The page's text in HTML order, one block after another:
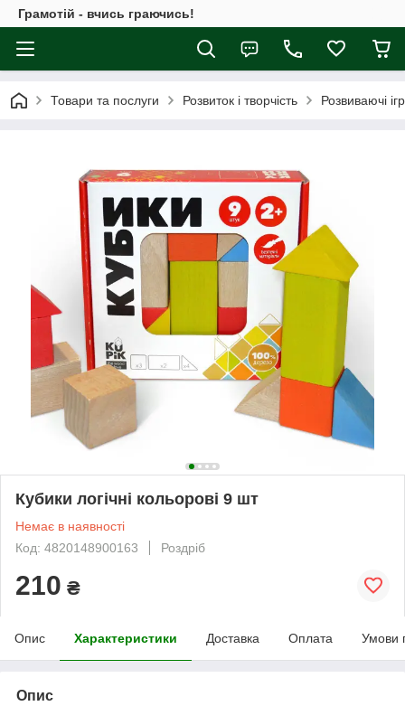
Грамотій - вчись граючись!
Товари та послуги Розвиток і творчість Розвиваючі
Кубики логічні кольорові 9 шт
Немає в наявності
Код: 4820148900163
Роздріб
210 ₴
Опис Характеристики Доставка Оплата Умови
Опис